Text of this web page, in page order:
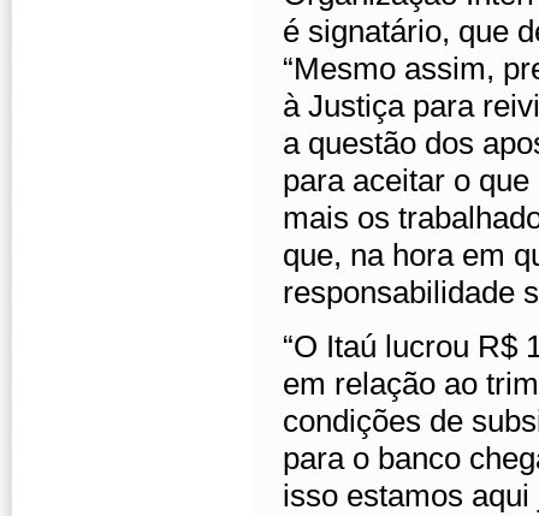
é signatário, que
“Mesmo assim,
à Justiça para
a questão dos
para aceitar o
mais os
que, na hora em
responsabilidade
“O Itaú lucrou R$
em relação ao
condições de
para o banco
isso estamos